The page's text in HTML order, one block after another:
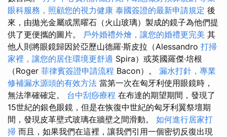
眼科服務，照顧您的視力健康 泰國簽證的最新申請規定 後
來，由拋光金屬或黑曜石（火山玻璃）製成的鏡子為他們提
供了更便攜的圖片。 戶外婚禮外燴，讓您的婚禮更完美 其
他人則將眼鏡歸因於亞歷山德羅·斯皮拉（Alessandro 打掃
家裡，讓您的居住環境更舒適 Spira）或英國羅傑·培根
（Roger 菲律賓簽證申請流程 Bacon）。 漏水打針，專業
修補漏水源頭的有效方法 當第一次在匈牙利使用眼鏡時，
無法準確確定。 台中刮痧療程 在布達的期望期間，發現了
15世紀的銀色眼鏡，但是在恢復中世紀的匈牙利翼祭壇期
間，發現皮革壁式玻璃在牆壁之間滑動。 如何進行居家打
掃 而且，如果我們在這裡，讓我們引用一個密切反復出現